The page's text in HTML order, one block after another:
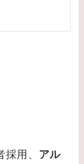
用、 アル